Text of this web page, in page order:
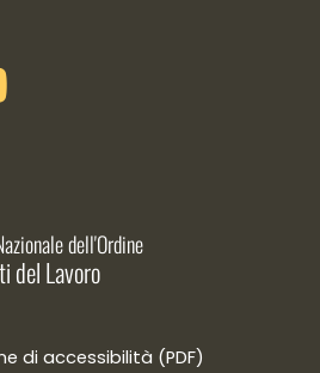
dell'Ordine
del Lavoro
di accessibilità (PDF)